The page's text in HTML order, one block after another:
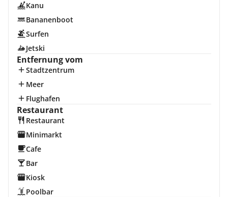
Kanu
Bananenboot
Surfen
Jetski
Entfernung vom
Stadtzentrum
Meer
Flughafen
Restaurant
Restaurant
Minimarkt
Cafe
Bar
Kiosk
Poolbar